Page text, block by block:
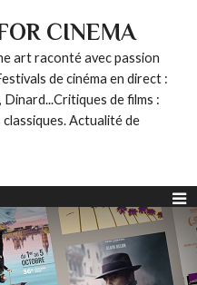
CINEMA
art raconté avec passion
de cinéma en direct :
Dinard...Critiques de films :
Actualité de